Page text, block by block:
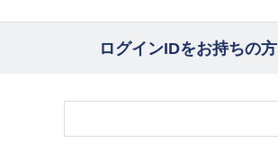
ログインIDをお持ちの方